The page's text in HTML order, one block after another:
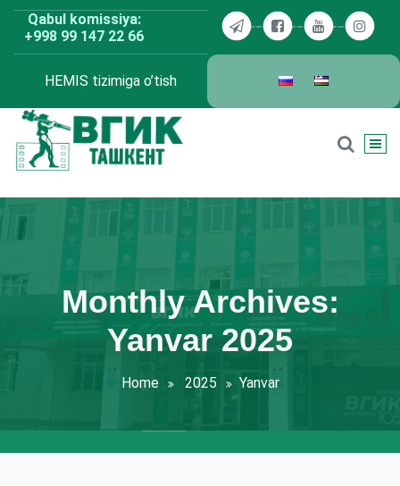
Skip
content
Qabul komissiya:
+998 99 147 22 66
HEMIS tizimiga o’tish
Monthly Archives:
Yanvar 2025
Home 2025 Yanvar